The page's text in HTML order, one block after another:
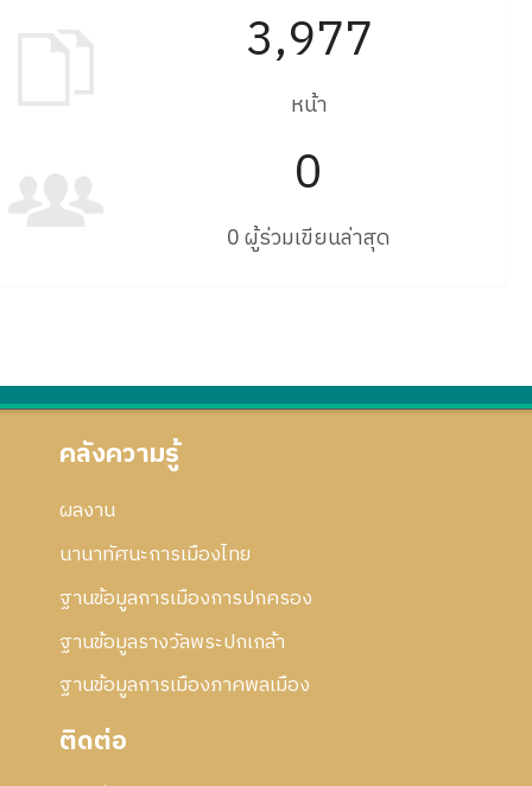
3,977
หน้า
0
0 ผู้ร่วมเขียนล่าสุด
คลังความรู้
ผลงาน
นานาทัศนะการเมืองไทย
ฐานข้อมูลการเมืองการปกครอง
ฐานข้อมูลรางวัลพระปกเกล้า
ฐานข้อมูลการเมืองภาคพลเมือง
ติดต่อ